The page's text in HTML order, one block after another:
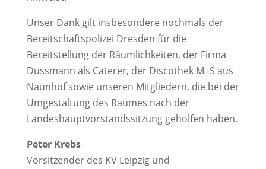
Unser Dank gilt insbesondere nochmals der
Bereitschaftspolizei Dresden für die
Bereitstellung der Räumlichkeiten, der Firma
Dussmann als Caterer, der Discothek M+S aus
Naunhof sowie unseren Mitgliedern, die bei der
Umgestaltung des Raumes nach der
Landeshauptvorstandssitzung geholfen haben.
Peter Krebs
Vorsitzender des KV Leipzig und